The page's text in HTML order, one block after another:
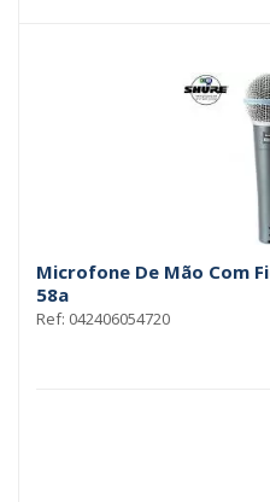
Microfone De Mão Com
58a
Ref: 042406054720